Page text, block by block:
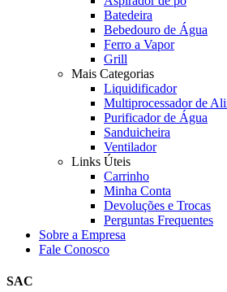
Batedeira
Bebedouro de Água
Ferro a Vapor
Grill
Mais Categorias
Liquidificador
Multiprocessador de
Purificador de Água
Sanduicheira
Ventilador
Links Úteis
Carrinho
Minha Conta
Devoluções e Trocas
Perguntas Frequentes
Sobre a Empresa
Fale Conosco
SAC